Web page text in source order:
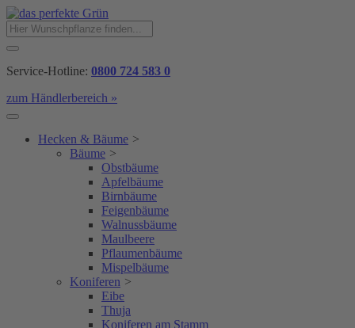
Service-Hotline: 0800 724 583 0
zum Händlerbereich »
Hecken & Bäume >
Bäume >
Obstbäume
Apfelbäume
Birnbäume
Feigenbäume
Walnussbäume
Maulbeere
Pflaumenbäume
Mispelbäume
Koniferen >
Eibe
Thuja
Koniferen am Stamm